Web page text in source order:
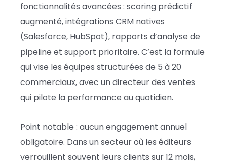
fonctionnalités avancées : scoring prédictif
augmenté, intégrations CRM natives
(Salesforce, HubSpot), rapports d’analyse de
pipeline et support prioritaire. C’est la formule
qui vise les équipes structurées de 5 à 20
commerciaux, avec un directeur des ventes
qui pilote la performance au quotidien.
Point notable : aucun engagement annuel
obligatoire. Dans un secteur où les éditeurs
verrouillent souvent leurs clients sur 12 mois,